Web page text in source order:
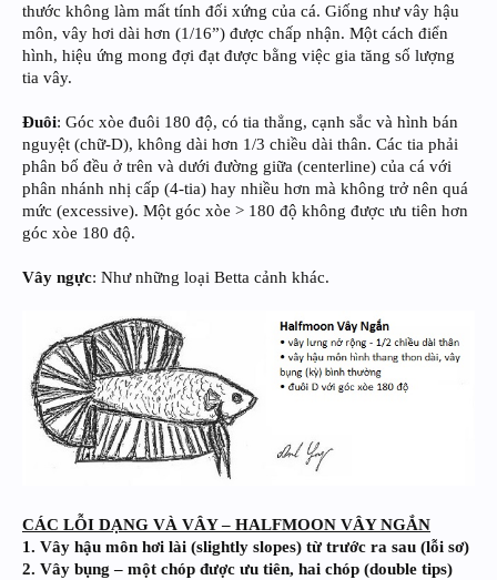
thước không làm mất tính đối xứng của cá. Giống như vây hậu
môn, vây hơi dài hơn (1/16”) được chấp nhận. Một cách điển
hình, hiệu ứng mong đợi đạt được bằng việc gia tăng số lượng
tia vây.
Đuôi: Góc xòe đuôi 180 độ, có tia thẳng, cạnh sắc và hình bán
nguyệt (chữ-D), không dài hơn 1/3 chiều dài thân. Các tia phải
phân bố đều ở trên và dưới đường giữa (centerline) của cá với
phân nhánh nhị cấp (4-tia) hay nhiều hơn mà không trở nên quá
mức (excessive). Một góc xòe > 180 độ không được ưu tiên hơn
góc xòe 180 độ.
Vây ngực: Như những loại Betta cảnh khác.
CÁC LỖI DẠNG VÀ VÂY – HALFMOON VÂY NGẮN
1. Vây hậu môn hơi lài (slightly slopes) từ trước ra sau (lỗi sơ)
2. Vây bụng – một chóp được ưu tiên, hai chóp (double tips)